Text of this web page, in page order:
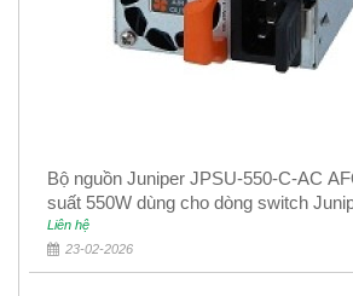
Bộ nguồn Juniper JPSU-550-C-AC
suất 550W dùng cho dòng switch
EX4400
Liên hệ
23-02-2026